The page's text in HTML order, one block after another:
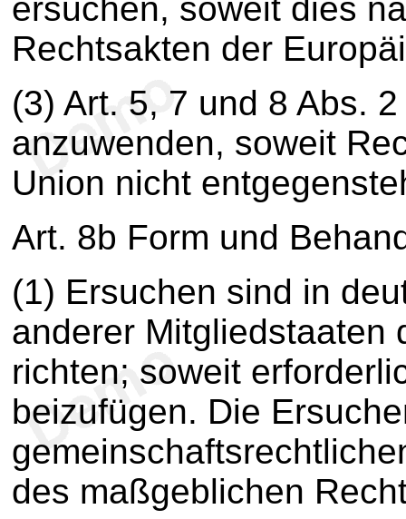
ersuchen, soweit dies
Rechtsakten der
(3) Art. 5, 7 und 8 Abs.
anzuwenden, soweit
Union nicht
Art. 8b Form und
(1) Ersuchen sind in
anderer Mitgliedstaaten
richten; soweit
beizufügen. Die
des maßgeblichen